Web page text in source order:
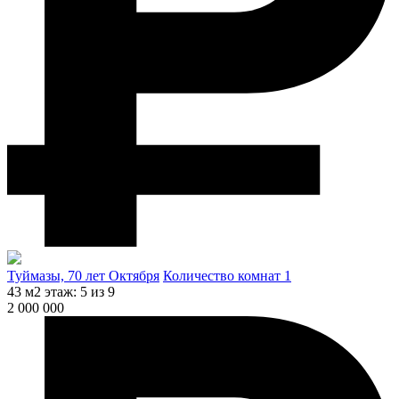
Туймазы, 70 лет Октября Количество комнат 1
43 м2 этаж: 5 из 9
2 000 000